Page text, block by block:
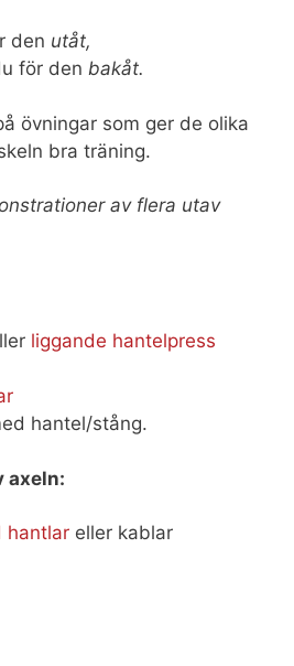
den utåt,
för den bakåt.
övningar som ger de olika
bra träning.
av flera utav
liggande hantelpress
hantel/stång.
axeln:
hantlar eller kablar